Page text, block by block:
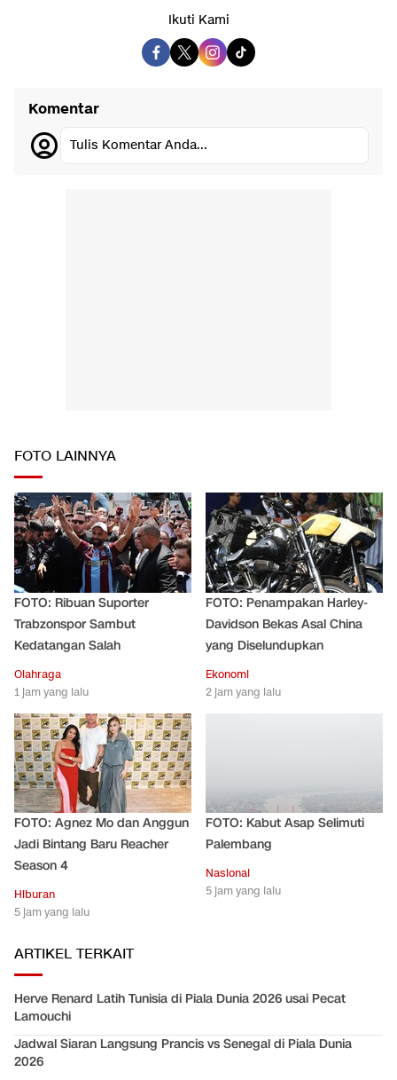
Ikuti Kami
Komentar
Tulis Komentar Anda...
FOTO LAINNYA
FOTO: Ribuan Suporter
Trabzonspor Sambut
Kedatangan Salah
Olahraga
1 jam yang lalu
FOTO: Penampakan Harley-
Davidson Bekas Asal China
yang Diselundupkan
Ekonomi
2 jam yang lalu
FOTO: Agnez Mo dan Anggun
Jadi Bintang Baru Reacher
Season 4
Hiburan
5 jam yang lalu
FOTO: Kabut Asap Selimuti
Palembang
Nasional
5 jam yang lalu
ARTIKEL TERKAIT
Herve Renard Latih Tunisia di Piala Dunia 2026 usai Pecat
Lamouchi
Jadwal Siaran Langsung Prancis vs Senegal di Piala Dunia
2026